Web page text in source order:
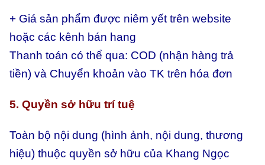
+ Giá sản phẩm được niêm yết trên website
hoặc các kênh bán hang
Thanh toán có thể qua: COD (nhận hàng trả
tiền) và Chuyển khoản vào TK trên hóa đơn
5. Quyền sở hữu trí tuệ
Toàn bộ nội dung (hình ảnh, nội dung, thương
hiệu) thuộc quyền sở hữu của Khang Ngọc